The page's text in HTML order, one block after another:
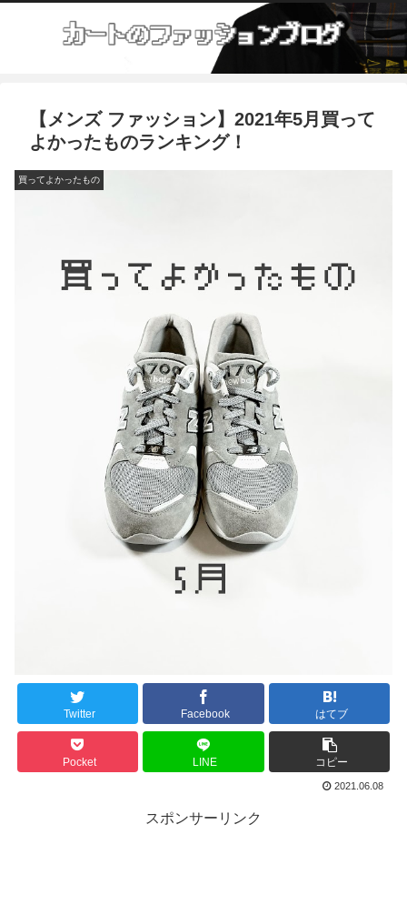
【メンズ ファッション】2021年5月買って
よかったものランキング！
買ってよかったもの
Twitter Facebook はてブ
Pocket LINE コピー
2021.06.08
スポンサーリンク